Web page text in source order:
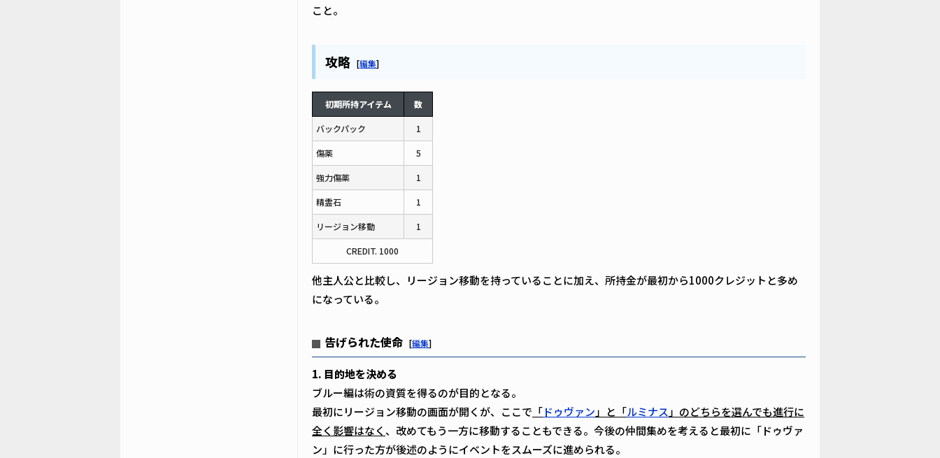
こと。
攻略 [編集]
初期所持アイテム 数
バックパック 1
傷薬 5
強力傷薬 1
精霊石 1
リージョン移動 1
CREDIT. 1000
他主人公と比較し、リージョン移動を持っていることに加え、所持金が最初から1000クレジットと多め
になっている。
告げられた使命 [編集]
1. 目的地を決める
ブルー編は術の資質を得るのが目的となる。
最初にリージョン移動の画面が開くが、ここで 「ドゥヴァン 」と「ルミナス 」のどちらを選んでも進行に
全く影響はなく 、改めてもう一方に移動することもできる。今後の仲間集めを考えると最初に「ドゥヴァ
ン」に行った方が後述のようにイベントをスムーズに進められる。